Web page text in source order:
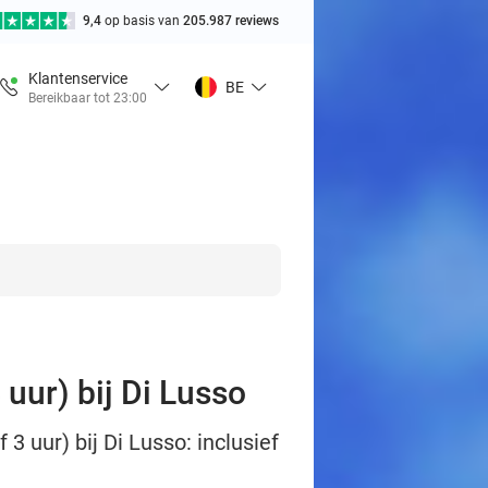
9,4 op basis van 205.987 reviews
Klantenservice
Bereikbaar tot 23:00
BE
bij Di Lusso
3 uur) bij Di Lusso: inclusief